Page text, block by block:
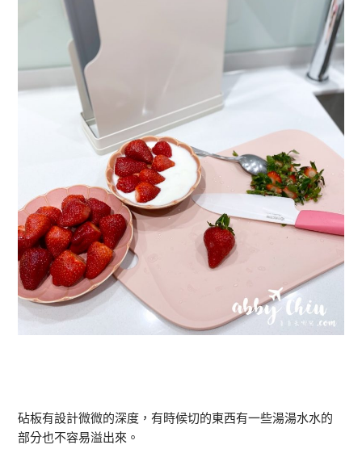
砧板有設計微微的深度，有時候切的東西有一些湯湯水水的
部分也不容易溢出來。